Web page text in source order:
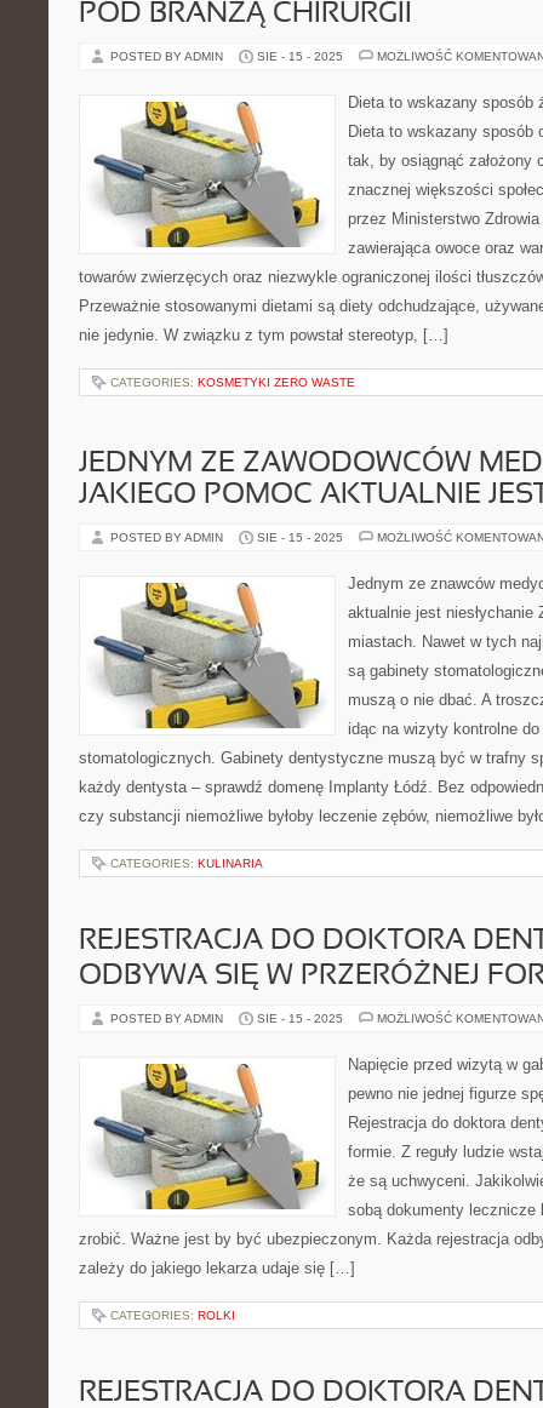
POD BRANŻĄ CHIRURGII
POSTED BY ADMIN SIE - 15 - 2025 MOŻLIWOŚĆ
Dieta to wskazany sposób
Dieta to wskazany sposób
tak, by osiągnąć założony
znacznej większości
przez Ministerstwo
zawierająca owoce oraz
towarów zwierzęcych oraz niezwykle ograniczonej ilości
Przeważnie stosowanymi dietami są diety odchudzające,
nie jedynie. W związku z tym powstał stereotyp, […]
CATEGORIES: KOSMETYKI ZERO WASTE
JEDNYM ZE ZAWODOWCÓW
JAKIEGO POMOC AKTUALNIE
POSTED BY ADMIN SIE - 15 - 2025 MOŻLIWOŚĆ
Jednym ze znawców
aktualnie jest
miastach. Nawet w tych
są gabinety
muszą o nie dbać. A
idąc na wizyty kontrolne do
stomatologicznych. Gabinety dentystyczne muszą być w trafny
każdy dentysta – sprawdź domenę Implanty Łódź. Bez
czy substancji niemożliwe byłoby leczenie zębów, niemożliwe
CATEGORIES: KULINARIA
REJESTRACJA DO DOKTORA
ODBYWA SIĘ W PRZERÓŻNEJ
POSTED BY ADMIN SIE - 15 - 2025 MOŻLIWOŚĆ
Napięcie przed wizytą w
pewno nie jednej figurze
Rejestracja do doktora
formie. Z reguły ludzie
że są uchwyceni.
sobą dokumenty lecznicze
zrobić. Ważne jest by być ubezpieczonym. Każda rejestracja
zależy do jakiego lekarza udaje się […]
CATEGORIES: ROLKI
REJESTRACJA DO DOKTORA